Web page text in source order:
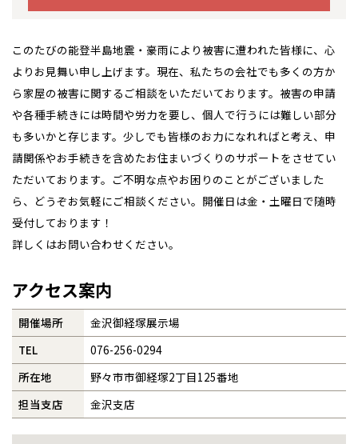
会社概要
事業部紹介
IR情報
木材調達指針
グループ会社紹介
採用情報
このたびの能登半島地震・豪雨により被害に遭われた皆様に、心
よりお見舞い申し上げます。現在、私たちの会社でも多くの方か
ら家屋の被害に関するご相談をいただいております。被害の申請
や各種手続きには時間や労力を要し、個人で行うには難しい部分
も多いかと存じます。少しでも皆様のお力になれればと考え、申
請関係やお手続きを含めたお住まいづくりのサポートをさせてい
ただいております。ご不明な点やお困りのことがございました
ら、どうぞお気軽にご相談ください。開催日は金・土曜日で随時
受付しております！
詳しくはお問い合わせください。
アクセス案内
開催場所
金沢御経塚展示場
TEL
076-256-0294
所在地
野々市市御経塚2丁目125番地
担当支店
金沢支店
札幌
道央
道北
道南
道東
東北
青森
秋田
岩手
山形
宮城
福島
甲信越・北陸
新潟
山梨
長野
富山
石川
福井
関東
東京
神奈川
埼玉
千葉
茨城
栃木
群馬
東海
愛知
岐阜
静岡
三重
近畿
大阪
京都
兵庫
奈良
滋賀
和歌山
中国・四国
岡山
香川
愛媛
鳥取
島根
九州
福岡
佐賀
熊本
大分
分譲マンション
※現住所のある都道府県以外の建築予定地の方でも
くの展示場又は店舗にお問合せください。移住の計画の方もご相談対
応します。お気軽にご相談ください。
札幌
札幌
道央
小樽
道北
旭川
道南
函館
室蘭
道東
帯広
東北
青森県
八戸
青森
秋田県
秋田
岩手県
盛岡
北上
山形県
山形
宮城県
福島県
郡山
甲信越・北陸
新潟県
新潟
長岡
山梨県
甲府
長野県
長野
松本
富山県
福井県
関東
東京都
世田谷
神奈川県
横浜
湘南
埼玉県
埼玉
千葉県
柏
水戸
栃木県
宇都宮
小山
群馬県
群馬
東海
愛知県
名古屋
豊橋
岐阜県
三重県
四日市
近畿
大阪府
大阪
京都府
京都
兵庫県
奈良県
奈良
中国・四国
岡山県
岡山
香川県
愛媛県
松山
九州
福岡県
佐賀県
佐賀
熊本県
熊本
大分県
大分